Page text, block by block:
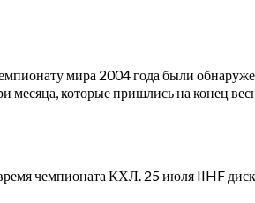
мира 2004 года были
которые пришлись на конец
чемпионата КХЛ. 25 июля IIHF